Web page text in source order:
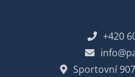
+420
Sportovní